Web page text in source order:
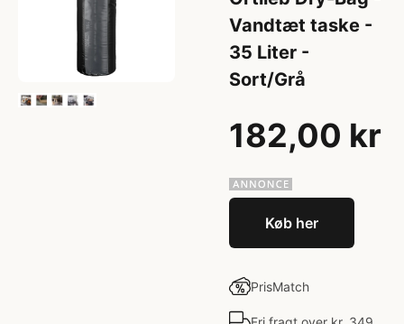
Vandtæt taske -
35 Liter -
Sort/Grå
182,00 kr
Køb her
PrisMatch